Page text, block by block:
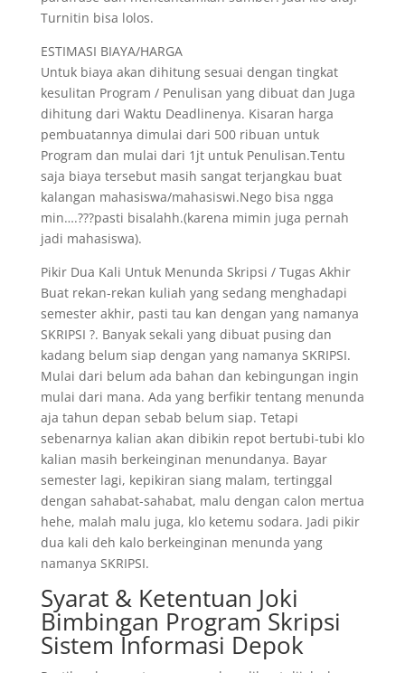
Turnitin bisa lolos.
ESTIMASI BIAYA/HARGA
Untuk biaya akan dihitung sesuai dengan tingkat
kesulitan Program / Penulisan yang dibuat dan Juga
dihitung dari Waktu Deadlinenya. Kisaran harga
pembuatannya dimulai dari 500 ribuan untuk
Program dan mulai dari 1jt untuk Penulisan.Tentu
saja biaya tersebut masih sangat terjangkau buat
kalangan mahasiswa/mahasiswi.Nego bisa ngga
min….???pasti bisalahh.(karena mimin juga pernah
jadi mahasiswa).
Pikir Dua Kali Untuk Menunda Skripsi / Tugas Akhir
Buat rekan-rekan kuliah yang sedang menghadapi
semester akhir, pasti tau kan dengan yang namanya
SKRIPSI ?. Banyak sekali yang dibuat pusing dan
kadang belum siap dengan yang namanya SKRIPSI.
Mulai dari belum ada bahan dan kebingungan ingin
mulai dari mana. Ada yang berfikir tentang menunda
aja tahun depan sebab belum siap. Tetapi
sebenarnya kalian akan dibikin repot bertubi-tubi klo
kalian masih berkeinginan menundanya. Bayar
semester lagi, kepikiran siang malam, tertinggal
dengan sahabat-sahabat, malu dengan calon mertua
hehe, malah malu juga, klo ketemu sodara. Jadi pikir
dua kali deh kalo berkeinginan menunda yang
namanya SKRIPSI.
Syarat & Ketentuan Joki
Bimbingan Program Skripsi
Sistem Informasi Depok